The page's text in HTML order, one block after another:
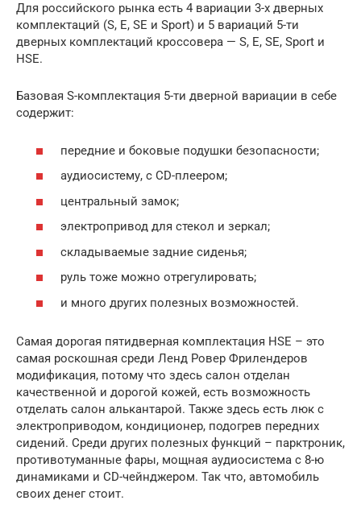
Для российского рынка есть 4 вариации 3-х дверных
комплектаций (S, E, SE и Sport) и 5 вариаций 5-ти
дверных комплектаций кроссовера — S, E, SE, Sport и
HSE.
Базовая S-комплектация 5-ти дверной вариации в себе
содержит:
передние и боковые подушки безопасности;
аудиосистему, с CD-плеером;
центральный замок;
электропривод для стекол и зеркал;
складываемые задние сиденья;
руль тоже можно отрегулировать;
и много других полезных возможностей.
Самая дорогая пятидверная комплектация HSE – это
самая роскошная среди Ленд Ровер Фрилендеров
модификация, потому что здесь салон отделан
качественной и дорогой кожей, есть возможность
отделать салон алькантарой. Также здесь есть люк с
электроприводом, кондиционер, подогрев передних
сидений. Среди других полезных функций – парктроник,
противотуманные фары, мощная аудиосистема с 8-ю
динамиками и CD-чейнджером. Так что, автомобиль
своих денег стоит.